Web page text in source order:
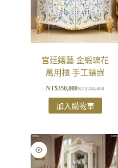
宮廷鑲藝 金緞璃花
萬用櫃 手工鑲嵌
NT$700,000
NT$350,000
加入購物車